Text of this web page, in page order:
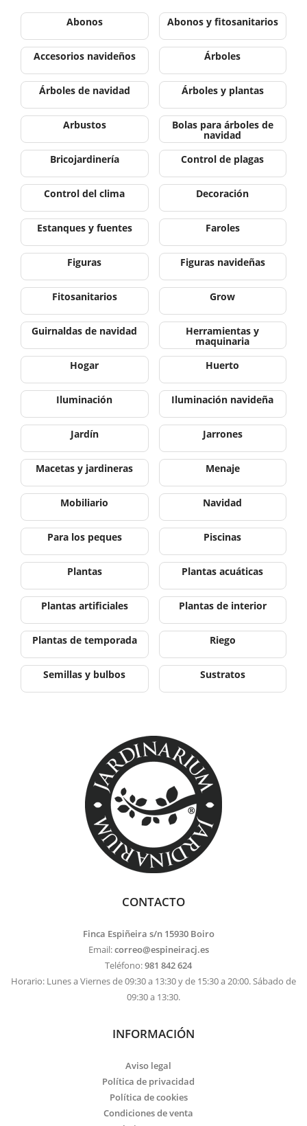
Abonos Abonos y fitosanitarios
Accesorios navideños Árboles
Árboles de navidad Árboles y plantas
Arbustos Bolas para árboles de
navidad
Bricojardinería
Control de plagas
Control del clima Decoración
Estanques y fuentes Faroles
Figuras Figuras navideñas
Fitosanitarios Grow
Guirnaldas de navidad Herramientas y
maquinaria
Hogar
Huerto
Iluminación Iluminación navideña
Jardín Jarrones
Macetas y jardineras Menaje
Mobiliario Navidad
Para los peques Piscinas
Plantas Plantas acuáticas
Plantas artificiales Plantas de interior
Plantas de temporada Riego
Semillas y bulbos Sustratos
CONTACTO
Finca Espiñeira s/n 15930 Boiro
Email:correo@espineiracj.es
Teléfono:981 842 624
Horario: Lunes a Viernes de 09:30 a 13:30 y de 15:30 a 20:00. Sábado de
09:30 a 13:30.
INFORMACIÓN
Aviso legal
Política de privacidad
Política de cookies
Condiciones de venta